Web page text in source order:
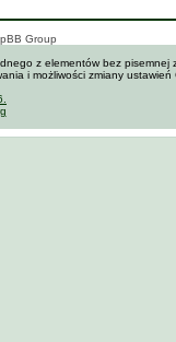
Group
z elementów bez pisemnej
i możliwości zmiany ustawień